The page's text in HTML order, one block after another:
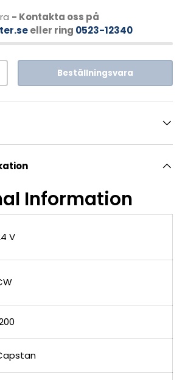
- Kontakta oss på
eller ring 0523-12340
Beställningsvara
Information
V